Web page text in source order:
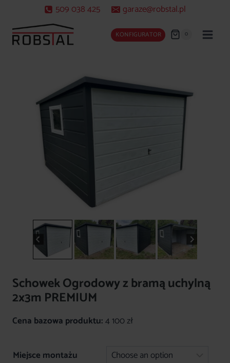
treści
509 038 425 garaze@robstal.pl
KONFIGURATOR 0
Schowek Ogrodowy z bramą uchylną
2x3m PREMIUM
Cena bazowa produktu:4 100 zł
Miejsce montażu